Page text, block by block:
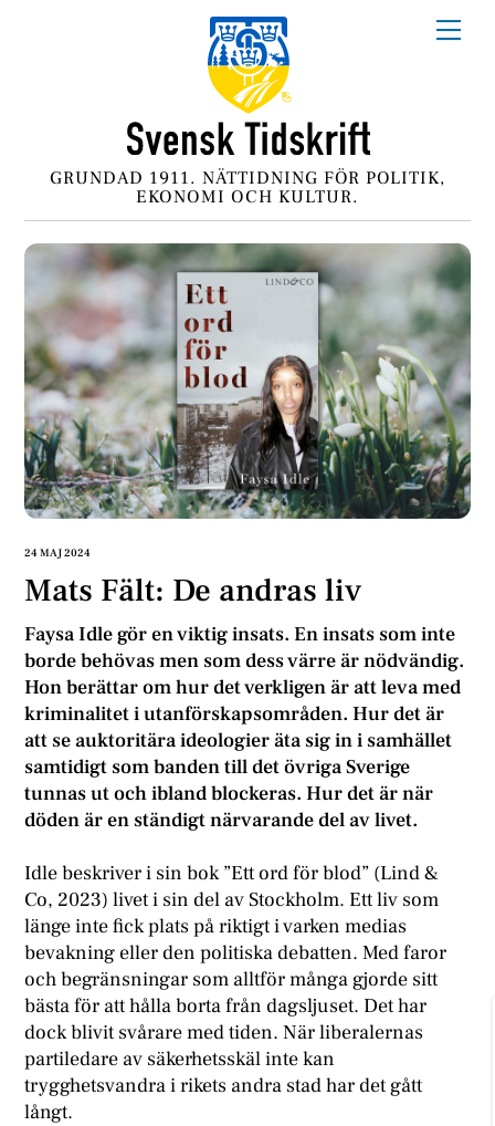
GRUNDAD 1911. NÄTTIDNING FÖR POLITIK,
EKONOMI OCH KULTUR.
24 MAJ 2024
Mats Fält: De andras liv
Faysa Idle gör en viktig insats. En insats som inte
borde behövas men som dess värre är nödvändig.
Hon berättar om hur det verkligen är att leva med
kriminalitet i utanförskapsområden. Hur det är
att se auktoritära ideologier äta sig in i samhället
samtidigt som banden till det övriga Sverige
tunnas ut och ibland blockeras. Hur det är när
döden är en ständigt närvarande del av livet.
Idle beskriver i sin bok ”Ett ord för blod” (Lind &
Co, 2023) livet i sin del av Stockholm. Ett liv som
länge inte fick plats på riktigt i varken medias
bevakning eller den politiska debatten. Med faror
och begränsningar som alltför många gjorde sitt
bästa för att hålla borta från dagsljuset. Det har
dock blivit svårare med tiden. När liberalernas
partiledare av säkerhetsskäl inte kan
trygghetsvandra i rikets andra stad har det gått
långt.